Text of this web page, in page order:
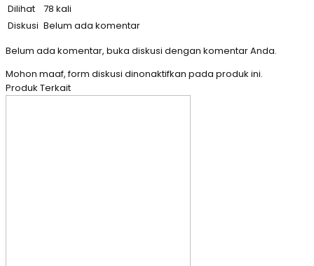
Dilihat
78 kali
Diskusi Belum ada komentar
Belum ada komentar, buka diskusi dengan komentar Anda.
Mohon maaf, form diskusi dinonaktifkan pada produk ini.
Produk Terkait